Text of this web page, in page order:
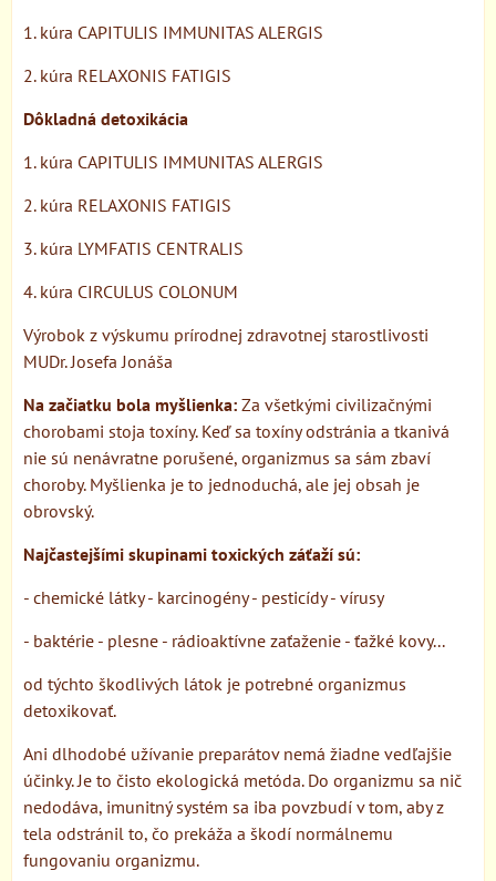
1. kúra CAPITULIS IMMUNITAS ALERGIS
2. kúra RELAXONIS FATIGIS
Dôkladná detoxikácia
1. kúra CAPITULIS IMMUNITAS ALERGIS
2. kúra RELAXONIS FATIGIS
3. kúra LYMFATIS CENTRALIS
4. kúra CIRCULUS COLONUM
Výrobok z výskumu prírodnej zdravotnej starostlivosti
MUDr. Josefa Jonáša
Na začiatku bola myšlienka: Za všetkými civilizačnými
chorobami stoja toxíny. Keď sa toxíny odstránia a tkanivá
nie sú nenávratne porušené, organizmus sa sám zbaví
choroby. Myšlienka je to jednoduchá, ale jej obsah je
obrovský.
Najčastejšími skupinami toxických záťaží sú:
- chemické látky - karcinogény - pesticídy - vírusy
- baktérie - plesne - rádioaktívne zaťaženie - ťažké kovy...
od týchto škodlivých látok je potrebné organizmus
detoxikovať.
Ani dlhodobé užívanie preparátov nemá žiadne vedľajšie
účinky. Je to čisto ekologická metóda. Do organizmu sa nič
nedodáva, imunitný systém sa iba povzbudí v tom, aby z
tela odstránil to, čo prekáža a škodí normálnemu
fungovaniu organizmu.